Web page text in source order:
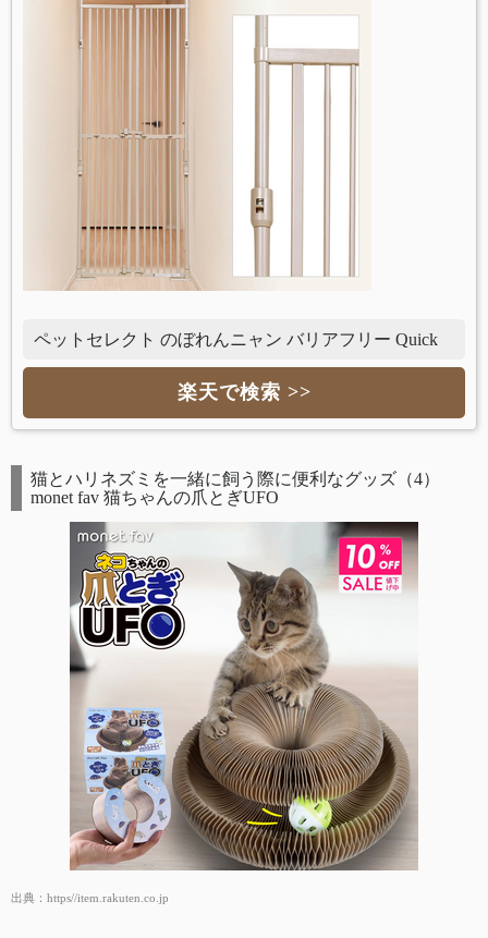
ペットセレクト のぼれんニャン バリアフリー Quick
楽天で検索 >>
猫とハリネズミを一緒に飼う際に便利なグッズ（4）
monet fav 猫ちゃんの爪とぎUFO
出典： https//item.rakuten.co.jp